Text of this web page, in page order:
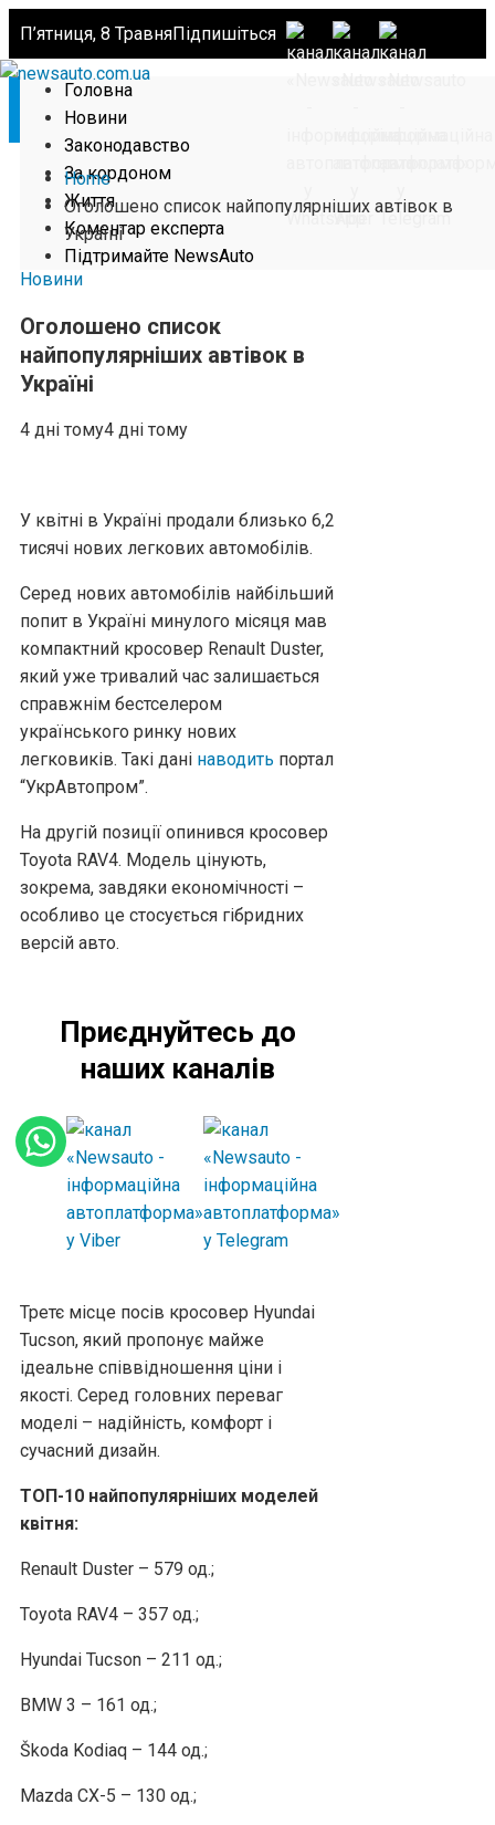
П’ятниця, 8 ТравняПідпишіться
Головна
Новини
Законодавство
За кордоном
Життя
Коментар експерта
Підтримайте NewsAuto
Home
Оголошено список найпопулярніших автівок в
Україні
Новини
Оголошено список
найпопулярніших автівок в
Україні
4 дні тому4 дні тому
У квітні в Україні продали близько 6,2
тисячі нових легкових автомобілів.
Серед нових автомобілів найбільший
попит в Україні минулого місяця мав
компактний кросовер Renault Duster,
який уже тривалий час залишається
справжнім бестселером
українського ринку нових
легковиків. Такі дані наводить портал
“УкрАвтопром”.
На другій позиції опинився кросовер
Toyota RAV4. Модель цінують,
зокрема, завдяки економічності –
особливо це стосується гібридних
версій авто.
Приєднуйтесь до
наших каналів
Третє місце посів кросовер Hyundai
Tucson, який пропонує майже
ідеальне співвідношення ціни і
якості. Серед головних переваг
моделі – надійність, комфорт і
сучасний дизайн.
ТОП-10 найпопулярніших моделей
квітня:
Renault Duster – 579 од.;
Toyota RAV4 – 357 од.;
Hyundai Tucson – 211 од.;
BMW 3 – 161 од.;
Škoda Kodiaq – 144 од.;
Mazda CX-5 – 130 од.;